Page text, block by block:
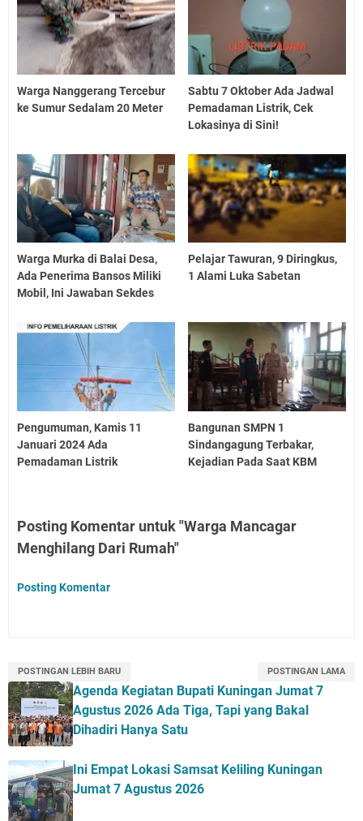
Warga Nanggerang Tercebur
ke Sumur Sedalam 20 Meter
Sabtu 7 Oktober Ada Jadwal
Pemadaman Listrik, Cek
Lokasinya di Sini!
Warga Murka di Balai Desa,
Ada Penerima Bansos Miliki
Mobil, Ini Jawaban Sekdes
Pelajar Tawuran, 9 Diringkus,
1 Alami Luka Sabetan
Pengumuman, Kamis 11
Januari 2024 Ada
Pemadaman Listrik
Bangunan SMPN 1
Sindangagung Terbakar,
Kejadian Pada Saat KBM
Posting Komentar untuk "Warga Mancagar
Menghilang Dari Rumah"
Posting Komentar
POSTINGAN LEBIH BARU POSTINGAN LAMA
Agenda Kegiatan Bupati Kuningan Jumat 7
Agustus 2026 Ada Tiga, Tapi yang Bakal
Dihadiri Hanya Satu
Ini Empat Lokasi Samsat Keliling Kuningan
Jumat 7 Agustus 2026